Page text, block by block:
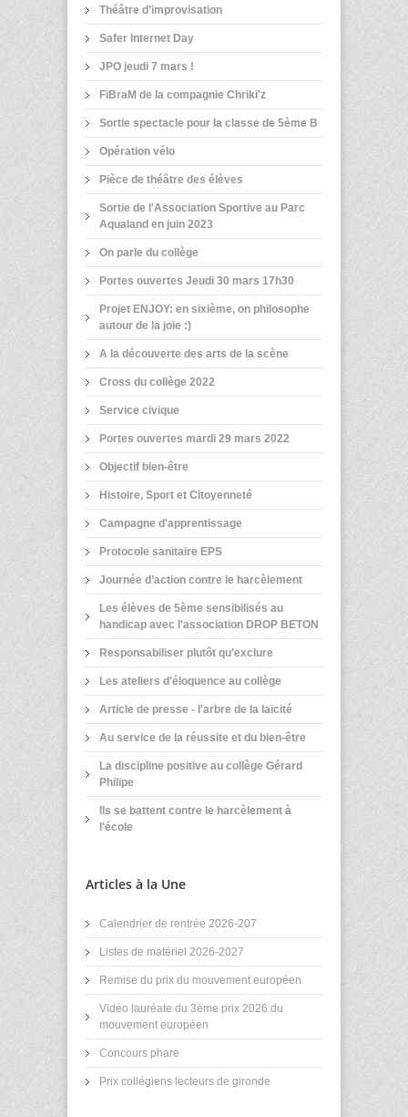
Théâtre d’improvisation
Safer Internet Day
JPO jeudi 7 mars !
FiBraM de la compagnie Chriki'z
Sortie spectacle pour la classe de 5ème B
Opération vélo
Pièce de théâtre des élèves
Sortie de l'Association Sportive au Parc
Aqualand en juin 2023
On parle du collège
Portes ouvertes Jeudi 30 mars 17h30
Projet ENJOY: en sixième, on philosophe
autour de la joie :)
A la découverte des arts de la scène
Cross du collège 2022
Service civique
Portes ouvertes mardi 29 mars 2022
Objectif bien-être
Histoire, Sport et Citoyenneté
Campagne d'apprentissage
Protocole sanitaire EPS
Journée d’action contre le harcèlement
Les élèves de 5ème sensibilisés au
handicap avec l'association DROP BETON
Responsabiliser plutôt qu'exclure
Les ateliers d'éloquence au collège
Article de presse - l'arbre de la laïcité
Au service de la réussite et du bien-être
La discipline positive au collège Gérard
Philipe
Ils se battent contre le harcèlement à
l'école
Articles à la Une
Calendrier de rentrée 2026-207
Listes de matériel 2026-2027
Remise du prix du mouvement européen
Vidéo lauréate du 3ème prix 2026 du
mouvement européen
Concours phare
Prix collégiens lecteurs de gironde